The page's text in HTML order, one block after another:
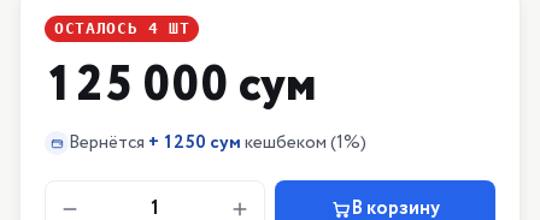
ОСТАЛОСЬ 4 ШТ
125 000 сум
Вернётся + 1250 сумкешбеком(1%)
1 В корзину